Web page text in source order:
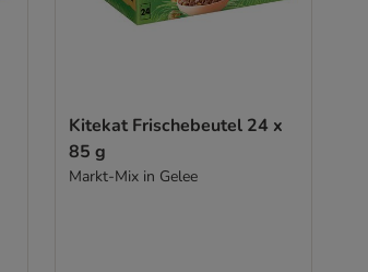
Kitekat Frischebeutel 24 x
85 g
Markt-Mix in Gelee